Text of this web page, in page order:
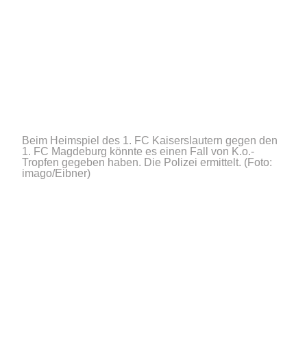
Beim Heimspiel des 1. FC Kaiserslautern gegen den
1. FC Magdeburg könnte es einen Fall von K.o.-
Tropfen gegeben haben. Die Polizei ermittelt. (Foto:
imago/Eibner)